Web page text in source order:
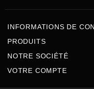
INFORMATIONS DE
PRODUITS
NOTRE SOCIÉTÉ
VOTRE COMPTE